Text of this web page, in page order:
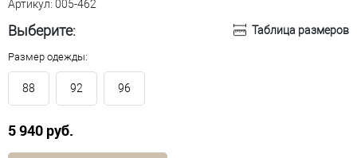
Артикул: 005-462
Выберите: Таблица размеров
Размер одежды:
88 92 96
5 940 руб.